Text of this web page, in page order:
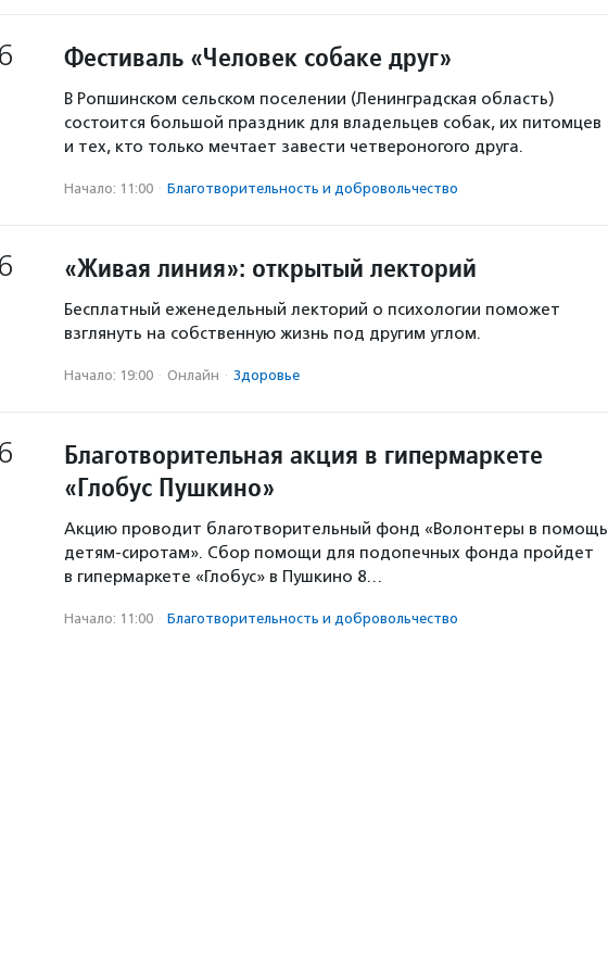
Фестиваль «Человек собаке друг»
В Ропшинском сельском поселении (Ленинградская область)
состоится большой праздник для владельцев собак, их питомцев
и тех, кто только мечтает завести четвероногого друга.
Начало: 11:00 · Благотвори­тель­ность и доброволь­чест­во
«Живая линия»: открытый лекторий
Бесплатный еженедельный лекторий о психологии поможет
взглянуть на собственную жизнь под другим углом.
Начало: 19:00 · Онлайн · Здоровье
Благотворительная акция в гипермаркете
«Глобус Пушкино»
Акцию проводит благотворительный фонд «Волонтеры в помощь
детям-сиротам». Сбор помощи для подопечных фонда пройдет
в гипермаркете «Глобус» в Пушкино 8…
Начало: 11:00 · Благотвори­тель­ность и доброволь­чест­во